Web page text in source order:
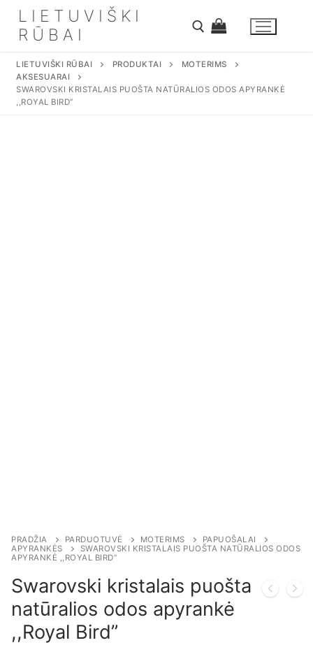
turinio
LIETUVIŠKI
RŪBAI
Ieškoti:
LIETUVIŠKI RŪBAI PRODUKTAI
MOTERIMS
AKSESUARAI
SWAROVSKI KRISTALAIS PUOŠTA NATŪRALIOS ODOS APYRANKĖ
,,ROYAL BIRD”
PRADŽIA PARDUOTUVĖ MOTERIMS
PAPUOŠALAI
APYRANKĖS
SWAROVSKI KRISTALAIS PUOŠTA NATŪRALIOS ODOS
APYRANKĖ ,,ROYAL BIRD”
Swarovski kristalais puošta
natūralios odos apyrankė
,,Royal Bird”